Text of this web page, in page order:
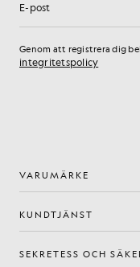
E-postadress
Genom att registrera dig
integritetspolicy
VARUMÄRKE
KUNDTJÄNST
SEKRETESS OCH